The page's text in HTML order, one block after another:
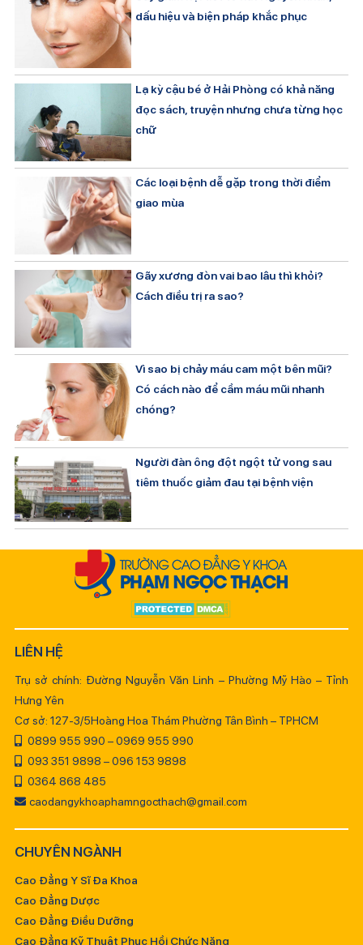
dấu hiệu và biện pháp khắc phục
Lạ kỳ cậu bé ở Hải Phòng có khả năng
đọc sách, truyện nhưng chưa từng học
chữ
Các loại bệnh dễ gặp trong thời điểm
giao mùa
Gãy xương đòn vai bao lâu thì khỏi?
Cách điều trị ra sao?
Vì sao bị chảy máu cam một bên mũi?
Có cách nào để cầm máu mũi nhanh
chóng?
Người đàn ông đột ngột tử vong sau
tiêm thuốc giảm đau tại bệnh viện
LIÊN HỆ
Trụ sở chính: Đường Nguyễn Văn Linh – Phường Mỹ Hào – Tỉnh
Hưng Yên
Cơ sở: 127-3/5Hoàng Hoa Thám Phường Tân Bình – TPHCM
0899 955 990 – 0969 955 990
093 351 9898 – 096 153 9898
0364 868 485
caodangykhoaphamngocthach@gmail.com
CHUYÊN NGÀNH
Cao Đẳng Y Sĩ Đa Khoa
Cao Đẳng Dược
Cao Đẳng Điều Dưỡng
Cao Đẳng Kỹ Thuật Phục Hồi Chức Năng